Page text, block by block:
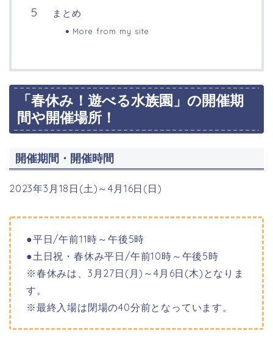
まとめ
More from my site
「春休み！遊べる水族園」の開催期
間や開催場所！
開催期間・開催時間
2023年3月18日(土)～4月16日(日)
●平日/午前11時～午後5時
●土日祝・春休み平日/午前10時～午後5時
※春休みは、3月27日(月)～4月6日(木)となりま
す。
※最終入場は閉場の40分前となっています。